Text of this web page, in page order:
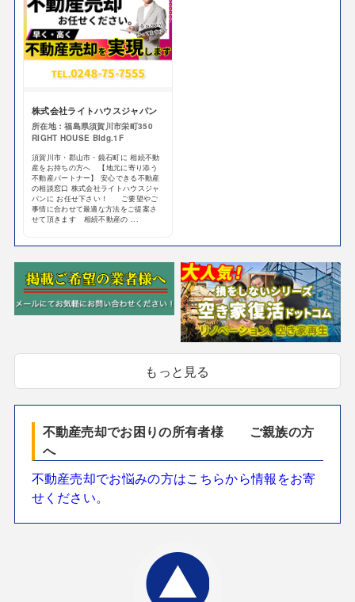
株式会社ライトハウスジャパン
所在地：福島県須賀川市栄町350
RIGHT HOUSE Bldg.1F
須賀川市・郡山市・鏡石町に 相続不動
産をお持ちの方へ 【地元に寄り添う
不動産パートナー】 安心できる不動産
の相談窓口 株式会社ライトハウスジャ
パンに お任せ下さい！ ご要望やご
事情に合わせて最適な方法をご提案さ
せて頂きます 相続不動産の ...
もっと見る
不動産売却でお困りの所有者様 ご親族の方
へ
不動産売却でお悩みの方はこちらから情報をお寄
せください。